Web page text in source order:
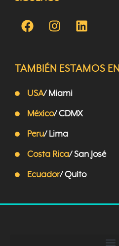
TAMBIÉN ESTAMOS EN
USA/ Miami
México/ CDMX
Peru/ Lima
Costa Rica/ San José
Ecuador/ Quito